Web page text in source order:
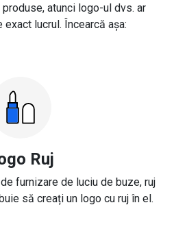
atunci logo-ul dvs. ar
lucrul. Încearcă așa:
Ruj
furnizare de luciu de buze, ruj
să creați un logo cu ruj în el.